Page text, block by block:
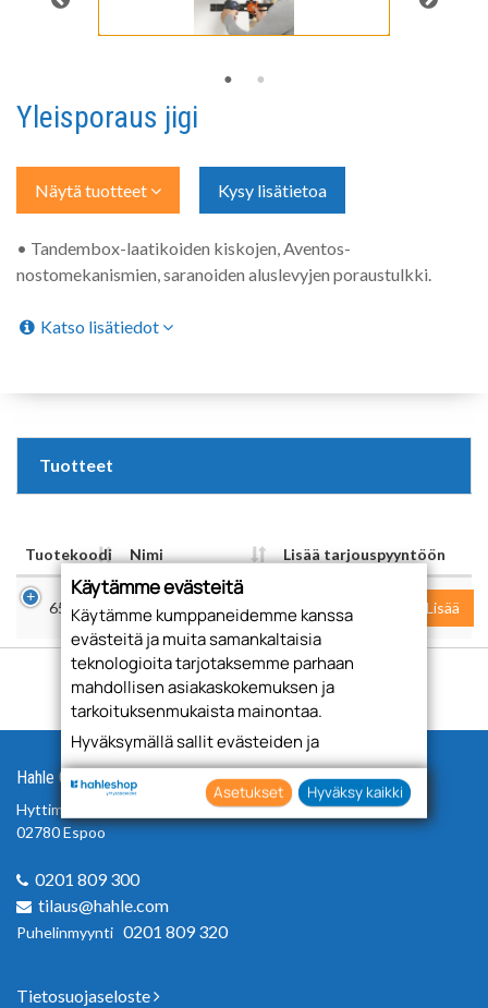
Yleisporaus jigi
Näytä tuotteet Kysy lisätietoa
• Tandembox-laatikoiden kiskojen, Aventos-
nostomekanismien, saranoiden aluslevyjen poraustulkki.
Katso lisätiedot
Tuotteet
Tuotekoodi Nimi Lisää tarjouspyyntöön
651051
YLEISPORAUSJIGI
Lisää
Hahle Oy
Hyttimestarinkuja 3
02780 Espoo
0201 809 300
tilaus@hahle.com
Puhelinmyynti 0201 809 320
Tietosuojaseloste
Käytämme evästeitä
Käytämme kumppaneidemme kanssa
evästeitä ja muita samankaltaisia
teknologioita tarjotaksemme parhaan
mahdollisen asiakaskokemuksen ja
tarkoituksenmukaista mainontaa.
Hyväksymällä sallit evästeiden ja
teknologioiden käytön tietojesi keräämiseen
sekä käyttämiseen. Voit myös antaa
suostumuksesi valikoiden klikkaamalla
“Asetukset” painiketta.
Asetukset Hyväksy kaikki